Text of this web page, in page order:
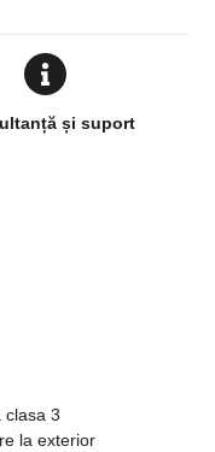
și suport
clasa 3
la exterior